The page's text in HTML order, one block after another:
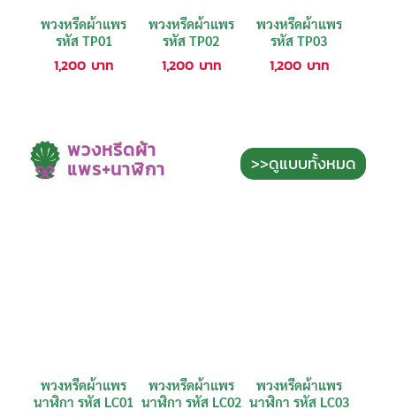
พวงหรีดผ้าแพร
รหัส TP01
1,200 บาท
พวงหรีดผ้าแพร
รหัส TP02
1,200 บาท
พวงหรีดผ้าแพร
รหัส TP03
1,200 บาท
พวงหรีดผ้า
แพร+นาฬิกา >>ดูแบบทั้งหมด
พวงหรีดผ้าแพร
นาฬิกา รหัส LC01
พวงหรีดผ้าแพร
นาฬิกา รหัส LC02
พวงหรีดผ้าแพร
นาฬิกา รหัส LC03